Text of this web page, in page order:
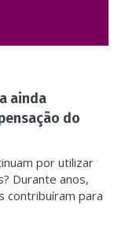
ainda
do
por utilizar
Durante anos,
contribuíram para